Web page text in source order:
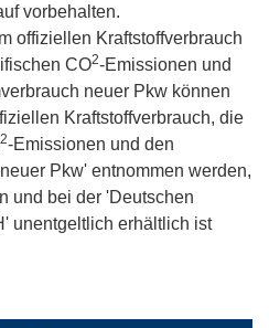
vorbehalten.
offiziellen Kraftstoffverbrauch
CO2-Emissionen und
neuer Pkw können
Kraftstoffverbrauch, die
2-Emissionen und den
Pkw' entnommen werden,
und bei der 'Deutschen
unentgeltlich erhältlich ist